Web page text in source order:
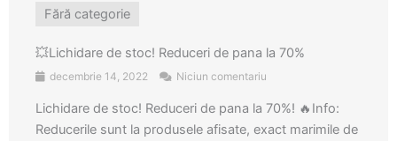
Fără categorie
💥Lichidare de stoc! Reduceri de pana la 70%
decembrie 14, 2022 Niciun comentariu
Lichidare de stoc! Reduceri de pana la 70%! 🔥Info:
Reducerile sunt la produsele afisate, exact marimile de